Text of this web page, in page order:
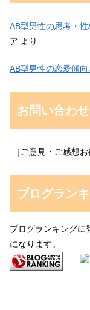
AB型男性の思考・
ア より
AB型男性の恋愛傾
お問い合わ
［ご意見・ご感想
ブログラン
ブログランキングに
になります。